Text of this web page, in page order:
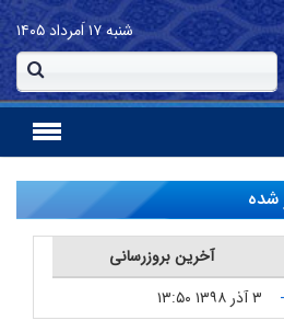
شنبه۱۷ اَمرداد ۱۴۰۵
شده
آخرین بروزرسانی
۳ آذر ۱۳۹۸ ۱۳:۵۰